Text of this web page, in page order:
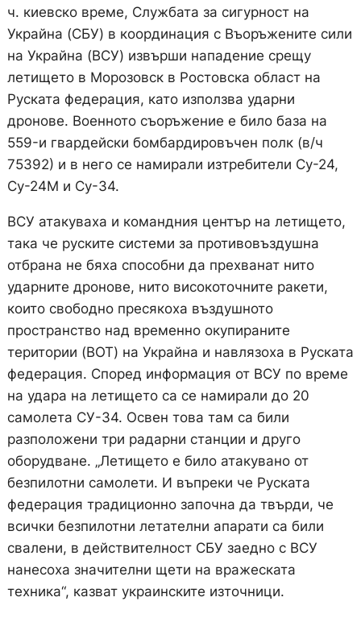
ч. киевско време, Службата за сигурност на
Украйна (СБУ) в координация с Въоръжените сили
на Украйна (ВСУ) извърши нападение срещу
летището в Морозовск в Ростовска област на
Руската федерация, като използва ударни
дронове. Военното съоръжение е било база на
559-и гвардейски бомбардировъчен полк (в/ч
75392) и в него се намирали изтребители Су-24,
Су-24М и Су-34.
ВСУ атакуваха и командния център на летището,
така че руските системи за противовъздушна
отбрана не бяха способни да прехванат нито
ударните дронове, нито високоточните ракети,
които свободно пресякоха въздушното
пространство над временно окупираните
територии (ВОТ) на Украйна и навлязоха в Руската
федерация. Според информация от ВСУ по време
на удара на летището са се намирали до 20
самолета СУ-34. Освен това там са били
разположени три радарни станции и друго
оборудване. „Летището е било атакувано от
безпилотни самолети. И въпреки че Руската
федерация традиционно започна да твърди, че
всички безпилотни летателни апарати са били
свалени, в действителност СБУ заедно с ВСУ
нанесоха значителни щети на вражеската
техника“, казват украинските източници.